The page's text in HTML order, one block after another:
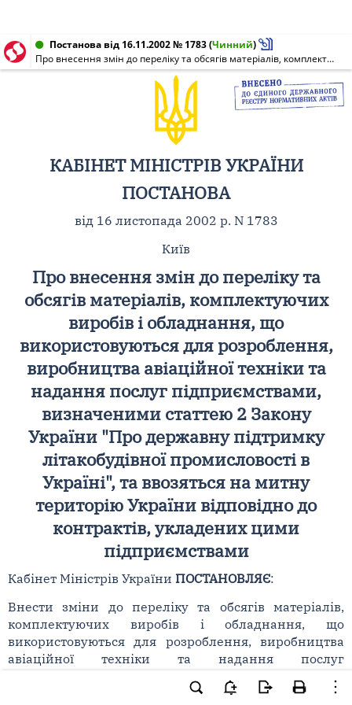
Постанова від 16.11.2002 № 1783(Чинний)
Про внесення змін до переліку та обсягів матеріалів, комплектуючих виробів і обладнання, що використовуються для розроблення, виробництва авіаційної техніки та надання послуг підприємствами, визначеними статтею 2 Закону України "Про державну підтримку літакобудівної промисловості в Україні", та ввозяться на митну територію України відповідно до контрактів, укладених цими підприємствами